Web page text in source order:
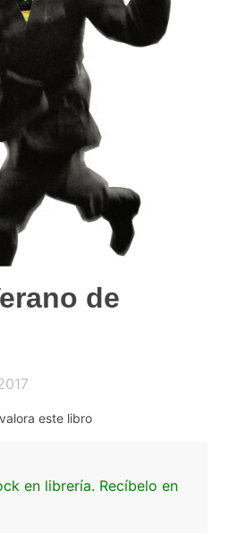
de
este libro
en librería. Recíbelo en